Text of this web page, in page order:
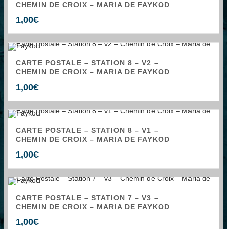
CHEMIN DE CROIX – MARIA DE FAYKOD
1,00€
CARTE POSTALE – STATION 8 – V2 –
CHEMIN DE CROIX – MARIA DE FAYKOD
1,00€
CARTE POSTALE – STATION 8 – V1 –
CHEMIN DE CROIX – MARIA DE FAYKOD
1,00€
CARTE POSTALE – STATION 7 – V3 –
CHEMIN DE CROIX – MARIA DE FAYKOD
1,00€